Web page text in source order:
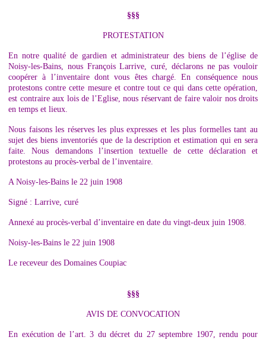
§§§
PROTESTATION
En notre qualité de gardien et administrateur des biens de l’église de
Noisy-les-Bains, nous François Larrive, curé, déclarons ne pas vouloir
coopérer à l’inventaire dont vous êtes chargé. En conséquence nous
protestons contre cette mesure et contre tout ce qui dans cette opération,
est contraire aux lois de l’Eglise, nous réservant de faire valoir nos droits
en temps et lieux.
Nous faisons les réserves les plus expresses et les plus formelles tant au
sujet des biens inventoriés que de la description et estimation qui en sera
faite. Nous demandons l’insertion textuelle de cette déclaration et
protestons au procès-verbal de l’inventaire.
A Noisy-les-Bains le 22 juin 1908
Signé : Larrive, curé
Annexé au procès-verbal d’inventaire en date du vingt-deux juin 1908.
Noisy-les-Bains le 22 juin 1908
Le receveur des Domaines Coupiac
§§§
AVIS DE CONVOCATION
En exécution de l’art. 3 du décret du 27 septembre 1907, rendu pour